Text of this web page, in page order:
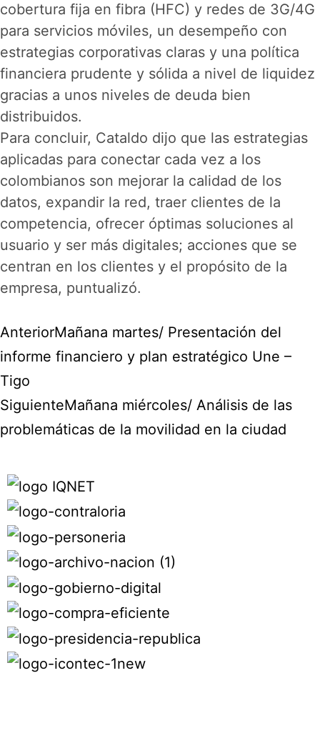
cobertura fija en fibra (HFC) y redes de 3G/4G
para servicios móviles, un desempeño con
estrategias corporativas claras y una política
financiera prudente y sólida a nivel de liquidez
gracias a unos niveles de deuda bien
distribuidos.
Para concluir, Cataldo dijo que las estrategias
aplicadas para conectar cada vez a los
colombianos son mejorar la calidad de los
datos, expandir la red, traer clientes de la
competencia, ofrecer óptimas soluciones al
usuario y ser más digitales; acciones que se
centran en los clientes y el propósito de la
empresa, puntualizó.
AnteriorMañana martes/ Presentación del
informe financiero y plan estratégico Une –
Tigo
SiguienteMañana miércoles/ Análisis de las
problemáticas de la movilidad en la ciudad